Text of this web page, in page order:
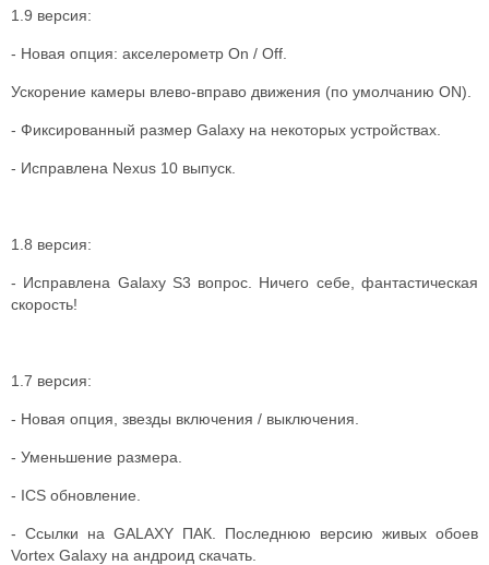
1.9 версия:
- Новая опция: акселерометр On / Off.
Ускорение камеры влево-вправо движения (по умолчанию ON).
- Фиксированный размер Galaxy на некоторых устройствах.
- Исправлена Nexus 10 выпуск.
1.8 версия:
- Исправлена Galaxy S3 вопрос. Ничего себе, фантастическая
скорость!
1.7 версия:
- Новая опция, звезды включения / выключения.
- Уменьшение размера.
- ICS обновление.
- Ссылки на GALAXY ПАК. Последнюю версию живых обоев
Vortex Galaxy на андроид скачать.